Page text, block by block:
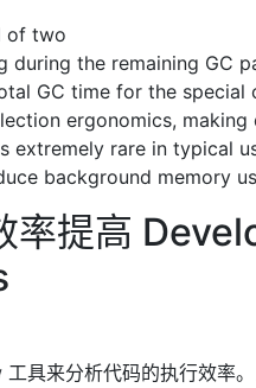
of two
during the remaining GC
GC time for the
ergonomics,
extremely rare in typical
background memory
率提高
具来分析代码的执行效率